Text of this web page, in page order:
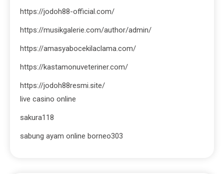
https://jodoh88-official.com/
https://musikgalerie.com/author/admin/
https://amasyabocekilaclama.com/
https://kastamonuveteriner.com/
https://jodoh88resmi.site/
live casino online
sakura118
sabung ayam online borneo303